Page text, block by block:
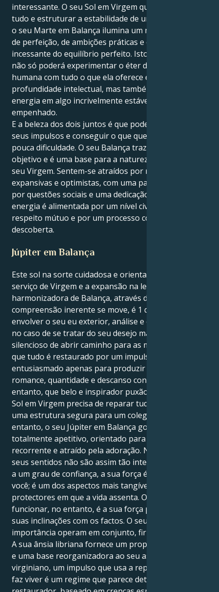
interessante. O seu Sol em Virgem quer consertar
tudo e estruturar a estabilidade de um parceiro. Mas
o seu Marte em Balança ilumina um mundo material
de perfeição, de ambições práticas e de busca
incessante do equilíbrio perfeito. Isto significa que
não só poderá experimentar o éter da ligação
humana com tudo o que ela oferece em termos de
profundidade intelectual, mas também transformar a
energia em algo incrivelmente estável, protetor e
empenhado.
E a beleza dos dois juntos é que pode confiar nos
seus impulsos e conseguir o que quer com muito
pouca dificuldade. O seu Balança traz um sentido de
objetivo e é uma base para a natureza analítica do
seu Virgem. Sentem-se atraídos por relações
expansivas e optimistas, com uma paixão partilhada
por questões sociais e uma dedicação feroz. A vossa
energia é alimentada por um nível civilizado de
respeito mútuo e por um processo contínuo de
descoberta.
Júpiter em Balança
Este sol na sorte cuidadosa e orientada para o
serviço de Virgem e a expansão na lente longa e
harmonizadora de Balança, através da qual a sua
compreensão inerente se move, é 1 que adora
envolver o seu eu exterior, análise e criatividade. Mas
no caso de se tratar do seu desejo mais íntimo e
silencioso de abrir caminho para as motivações, verá
que tudo é restaurado por um impulso florescente e
entusiasmado apenas para produzir através do
romance, quantidade e descanso consequente. E, no
entanto, que belo e inspirador puxão ele cria. O seu
Sol em Virgem precisa de reparar tudo e construir
uma estrutura segura para um colega de equipa; no
entanto, o seu Júpiter em Balança gosta de ser
totalmente apetitivo, orientado para os planos,
recorrente e atraído pela adoração. No entanto, os
seus sentidos não são assim tão inteligentes. Devido
a um grau de confiança, a sua força é incrivelmente
você; é um dos aspectos mais tangíveis, habilidosos e
protectores em que a vida assenta. O que a faz
funcionar, no entanto, é a sua força para alinhar as
suas inclinações com os factos. O seu instinto e a sua
importância operam em conjunto, firmes e enxutos.
A sua ânsia libriana fornece um propósito profundo
e uma base reorganizadora ao seu aspeto
virginiano, um impulso que usa a reparação. O que o
faz viver é um regime que parece determinado e